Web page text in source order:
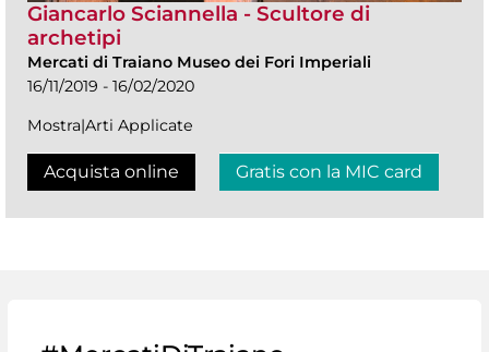
Giancarlo Sciannella - Scultore di
archetipi
Mercati di Traiano Museo dei Fori Imperiali
16/11/2019 - 16/02/2020
Mostra|Arti Applicate
Acquista online Gratis con la MIC card